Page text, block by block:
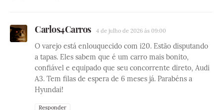
Carlos4Carros 4 de julho de 2026 às 09:00
O varejo está enlouquecido com i20. Estão disputando
a tapas. Eles sabem que é um carro mais bonito,
confiável e equipado que seu concorrente direto, Audi
A3. Tem filas de espera de 6 meses já. Parabéns a
Hyundai!
Responder